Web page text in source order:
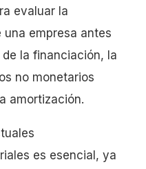
evaluar la
empresa antes
la financiación, la
no monetarios
amortización.
es esencial, ya